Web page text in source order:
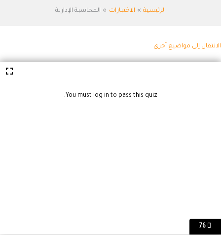
الرئيسية الاختبارات المحاسبة الإدارية
إلى مواضيع أخرى
You must log in to pass this quiz.